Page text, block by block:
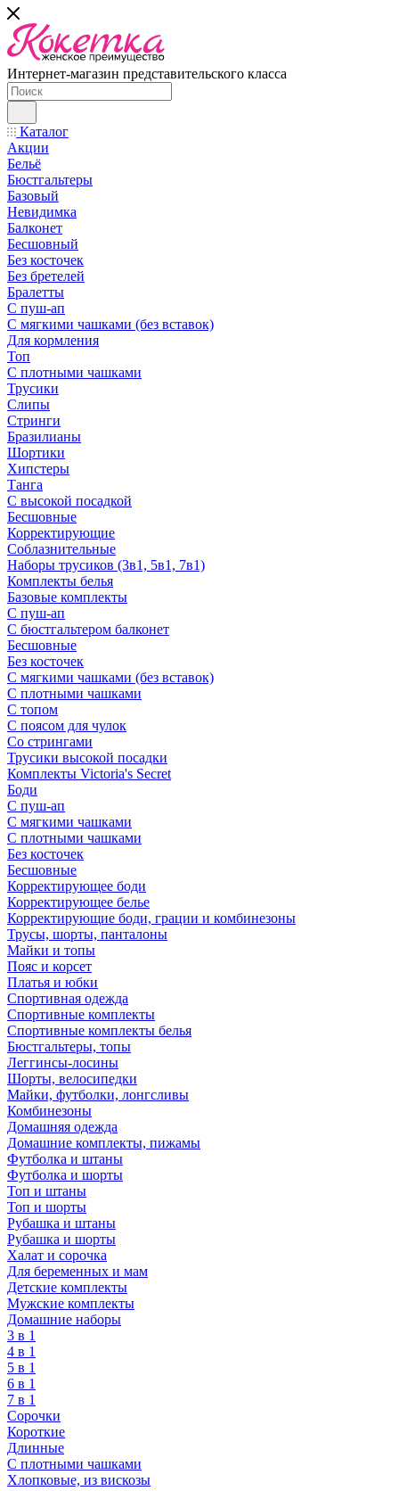
Интернет-магазин представительского класса
Каталог
Акции
Бельё
Бюстгальтеры
Базовый
Невидимка
Балконет
Бесшовный
Без косточек
Без бретелей
Бралетты
С пуш-ап
С мягкими чашками (без вставок)
Для кормления
Топ
С плотными чашками
Трусики
Слипы
Стринги
Бразилианы
Шортики
Хипстеры
Танга
С высокой посадкой
Бесшовные
Корректирующие
Соблазнительные
Наборы трусиков (3в1, 5в1, 7в1)
Комплекты белья
Базовые комплекты
С пуш-ап
С бюстгальтером балконет
Бесшовные
Без косточек
С мягкими чашками (без вставок)
С плотными чашками
С топом
С поясом для чулок
Со стрингами
Трусики высокой посадки
Комплекты Victoria's Secret
Боди
С пуш-ап
С мягкими чашками
С плотными чашками
Без косточек
Бесшовные
Корректирующее боди
Корректирующее белье
Корректирующие боди, грации и комбинезоны
Трусы, шорты, панталоны
Майки и топы
Пояс и корсет
Платья и юбки
Спортивная одежда
Спортивные комплекты
Спортивные комплекты белья
Бюстгальтеры, топы
Леггинсы-лосины
Шорты, велосипедки
Майки, футболки, лонгсливы
Комбинезоны
Домашняя одежда
Домашние комплекты, пижамы
Футболка и штаны
Футболка и шорты
Топ и штаны
Топ и шорты
Рубашка и штаны
Рубашка и шорты
Халат и сорочка
Для беременных и мам
Детские комплекты
Мужские комплекты
Домашние наборы
3 в 1
4 в 1
5 в 1
6 в 1
7 в 1
Сорочки
Короткие
Длинные
С плотными чашками
Хлопковые, из вискозы